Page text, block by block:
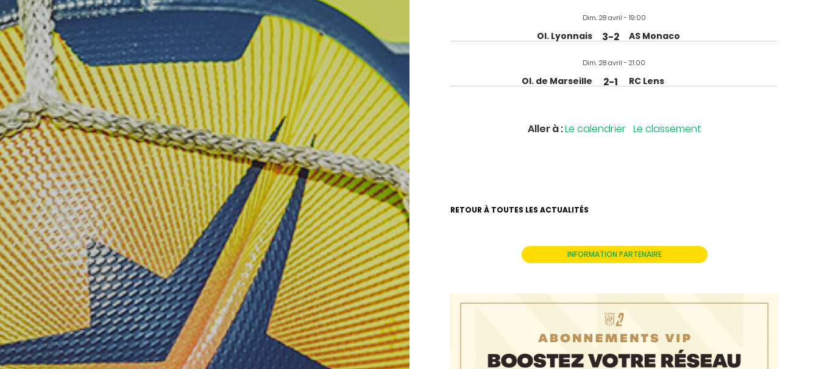
Dim. 28 avril - 19:00
Ol. Lyonnais 3-2 AS Monaco
Dim. 28 avril - 21:00
Ol. de Marseille 2-1 RC Lens
Aller à :Le calendrier Le classement
RETOUR À TOUTES LES ACTUALITÉS
INFORMATION PARTENAIRE